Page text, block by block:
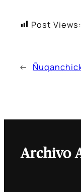
Post Views:
←
Archivo